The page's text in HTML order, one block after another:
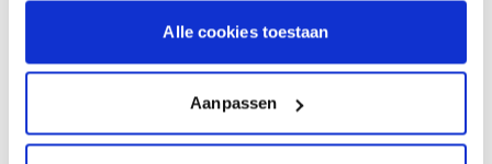
Alle cookies toestaan
Aanpassen
Productkenmerken